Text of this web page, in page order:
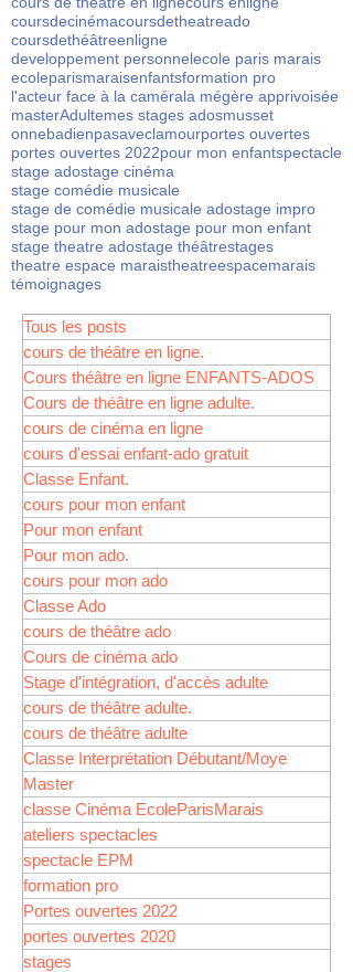
coursdecinémacoursdetheatreado
coursdethéâtreenligne
developpement personnelecole paris marais
ecoleparismaraisenfantsformation pro
l'acteur face à la camérala mégère apprivoisée
masterAdultemes stages adosmusset
onnebadienpasaveclamourportes ouvertes
portes ouvertes 2022pour mon enfantspectacle
stage adostage cinéma
stage comédie musicale
stage de comédie musicale adostage impro
stage pour mon adostage pour mon enfant
stage theatre adostage théâtrestages
theatre espace maraistheatreespacemarais
témoignages
Tous les posts
cours de théâtre en ligne.
Cours théâtre en ligne ENFANTS-ADOS
Cours de théâtre en ligne adulte.
cours de cinéma en ligne
cours d'essai enfant-ado gratuit
Classe Enfant.
cours pour mon enfant
Pour mon enfant
Pour mon ado.
cours pour mon ado
Classe Ado
cours de théâtre ado
Cours de cinéma ado
Stage d'intégration, d'accès adulte
cours de théâtre adulte.
cours de théâtre adulte
Classe Interprétation Débutant/Moye
Master
classe Cinéma EcoleParisMarais
ateliers spectacles
spectacle EPM
formation pro
Portes ouvertes 2022
portes ouvertes 2020
stages